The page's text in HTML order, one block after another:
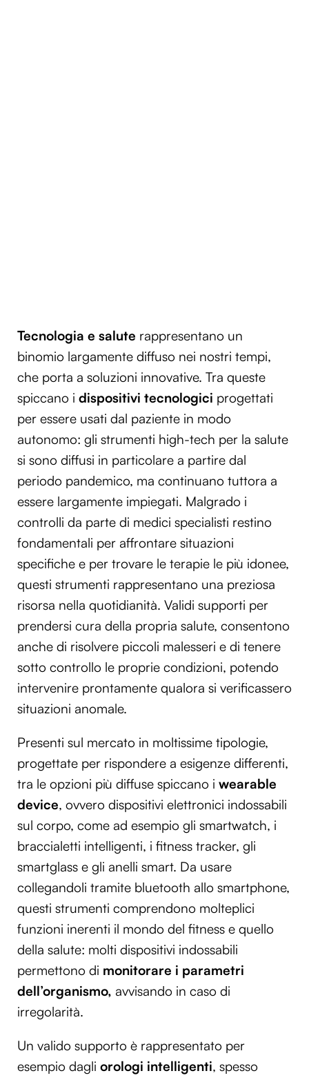
Tecnologia e salute rappresentano un
binomio largamente diffuso nei nostri tempi,
che porta a soluzioni innovative. Tra queste
spiccano i dispositivi tecnologici progettati
per essere usati dal paziente in modo
autonomo: gli strumenti high-tech per la salute
si sono diffusi in particolare a partire dal
periodo pandemico, ma continuano tuttora a
essere largamente impiegati. Malgrado i
controlli da parte di medici specialisti restino
fondamentali per affrontare situazioni
specifiche e per trovare le terapie le più idonee,
questi strumenti rappresentano una preziosa
risorsa nella quotidianità. Validi supporti per
prendersi cura della propria salute, consentono
anche di risolvere piccoli malesseri e di tenere
sotto controllo le proprie condizioni, potendo
intervenire prontamente qualora si verificassero
situazioni anomale.
Presenti sul mercato in moltissime tipologie,
progettate per rispondere a esigenze differenti,
tra le opzioni più diffuse spiccano i wearable
device, ovvero dispositivi elettronici indossabili
sul corpo, come ad esempio gli smartwatch, i
braccialetti intelligenti, i fitness tracker, gli
smartglass e gli anelli smart. Da usare
collegandoli tramite bluetooth allo smartphone,
questi strumenti comprendono molteplici
funzioni inerenti il mondo del fitness e quello
della salute: molti dispositivi indossabili
permettono di monitorare i parametri
dell’organismo, avvisando in caso di
irregolarità.
Un valido supporto è rappresentato per
esempio dagli orologi intelligenti, spesso